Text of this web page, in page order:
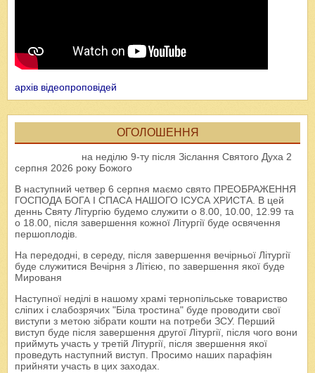
архів відеопроповідей
ОГОЛОШЕННЯ
на неділю 9-ту після Зіслання Святого Духа 2
серпня 2026 року Божого
В наступний четвер 6 серпня маємо свято ПРЕОБРАЖЕННЯ
ГОСПОДА БОГА І СПАСА НАШОГО ІСУСА ХРИСТА. В цей
деннь Святу Літургію будемо служити о 8.00, 10.00, 12.99 та
о 18.00, після завершення кожної Літургії буде освячення
першоплодів.
На передодні, в середу, після завершення вечірньої Літургії
буде служитися Вечірня з Літією, по завершення якої буде
Мированя
Наступної неділі в нашому храмі тернопільське товариство
сліпих і слабозрячих "Біла тростина" буде проводити свої
виступи з метою зібрати кошти на потреби ЗСУ. Перший
виступ буде після завершення другої Літургії, після чого вони
приймуть участь у третій Літургії, після звершення якої
проведуть наступний виступ. Просимо наших парафіян
прийняти участь в цих заходах.